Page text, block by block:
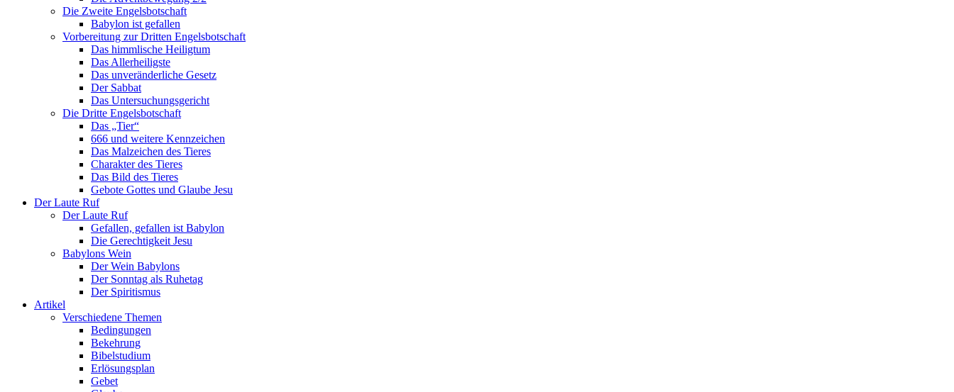
Die Zweite Engelsbotschaft
Babylon ist gefallen
Vorbereitung zur Dritten Engelsbotschaft
Das himmlische Heiligtum
Das Allerheiligste
Das unveränderliche Gesetz
Der Sabbat
Das Untersuchungsgericht
Die Dritte Engelsbotschaft
Das „Tier“
666 und weitere Kennzeichen
Das Malzeichen des Tieres
Charakter des Tieres
Das Bild des Tieres
Gebote Gottes und Glaube Jesu
Der Laute Ruf
Der Laute Ruf
Gefallen, gefallen ist Babylon
Die Gerechtigkeit Jesu
Babylons Wein
Der Wein Babylons
Der Sonntag als Ruhetag
Der Spiritismus
Artikel
Verschiedene Themen
Bedingungen
Bekehrung
Bibelstudium
Erlösungsplan
Gebet